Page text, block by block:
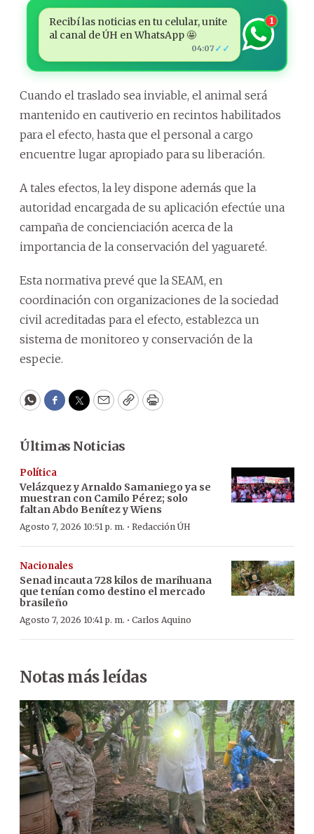
Recibí las noticias en tu celular, unite
al canal de ÚH en WhatsApp 🤩
04:07 ✓✓
1
Cuando el traslado sea inviable, el animal será
mantenido en cautiverio en recintos habilitados
para el efecto, hasta que el personal a cargo
encuentre lugar apropiado para su liberación.
A tales efectos, la ley dispone además que la
autoridad encargada de su aplicación efectúe una
campaña de concienciación acerca de la
importancia de la conservación del yaguareté.
Esta normativa prevé que la SEAM, en
coordinación con organizaciones de la sociedad
civil acreditadas para el efecto, establezca un
sistema de monitoreo y conservación de la
especie.
WhatsApp
Facebook
Twitter
EmailCopyPrint
Últimas Noticias
Política
Velázquez y Arnaldo Samaniego ya se
muestran con Camilo Pérez; solo
faltan Abdo Benítez y Wiens
Agosto 7, 2026 10:51 p. m. · Redacción ÚH
Nacionales
Senad incauta 728 kilos de marihuana
que tenían como destino el mercado
brasileño
Agosto 7, 2026 10:41 p. m. · Carlos Aquino
Notas más leídas